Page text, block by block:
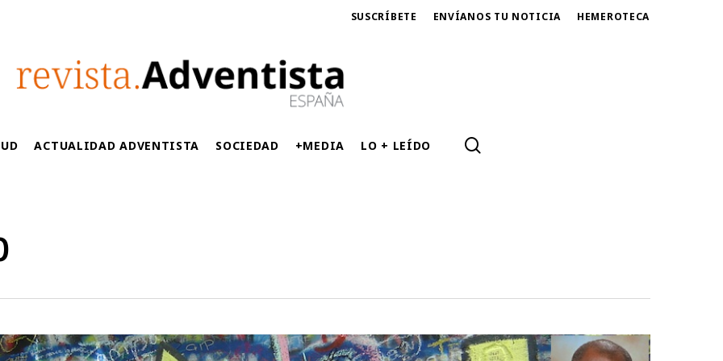
SUSCRÍBETE ENVÍANOS TU NOTICIA HEMEROTECA
ACTUALIDAD ADVENTISTA SOCIEDAD +MEDIA LO + LEÍDO